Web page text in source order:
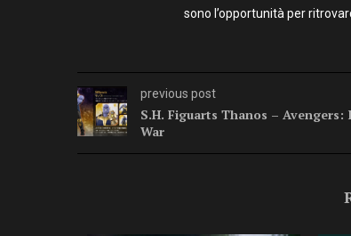
sono l’opportunità per
previous post
S.H. Figuarts Thanos –
War